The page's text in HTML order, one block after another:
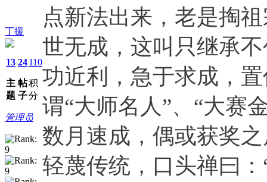
丁援
13
主
题
24
帖
子
110
积
分
管理员
点新法出来，老是掏
世无成，这叫只继承
功近利，急于求成，
谓“大师名人”、“大赛
数月速成，偶或获奖
轻蔑传统，口头禅曰